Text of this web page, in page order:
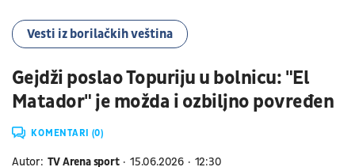
Vesti iz borilačkih veština
Gejdži poslao Topuriju u bolnicu: "El
Matador" je možda i ozbiljno povređen
KOMENTARI (0)
Autor: TV Arena sport 15.06.2026 12:30